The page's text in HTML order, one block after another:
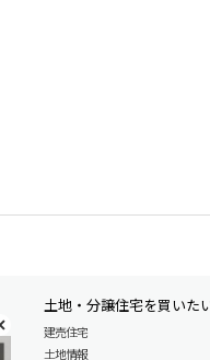
土地・分譲住宅を買いた
建売住宅
土地情報